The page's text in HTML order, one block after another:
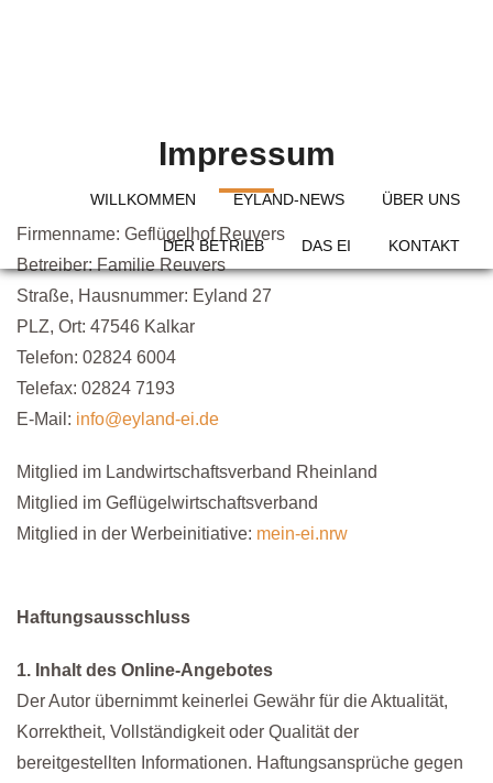
WILLKOMMEN EYLAND-NEWS ÜBER UNS
DER BETRIEB DAS EI KONTAKT
Impressum
Firmenname: Geflügelhof Reuvers
Betreiber: Familie Reuvers
Straße, Hausnummer: Eyland 27
PLZ, Ort: 47546 Kalkar
Telefon: 02824 6004
Telefax: 02824 7193
E-Mail: info@eyland-ei.de
Mitglied im Landwirtschaftsverband Rheinland
Mitglied im Geflügelwirtschaftsverband
Mitglied in der Werbeinitiative: mein-ei.nrw
Haftungsausschluss
1. Inhalt des Online-Angebotes
Der Autor übernimmt keinerlei Gewähr für die Aktualität,
Korrektheit, Vollständigkeit oder Qualität der
bereitgestellten Informationen. Haftungsansprüche gegen